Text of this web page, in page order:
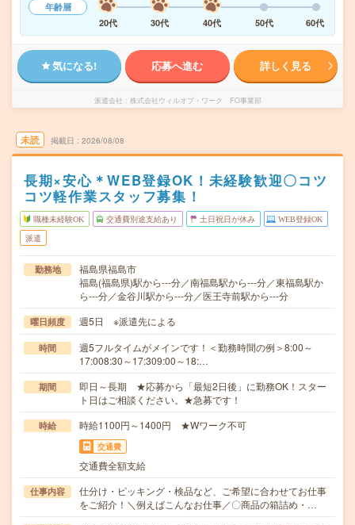
年齢層
20代
30代 40代 50代 60代
気になる! 応募へ進む 詳しく見る
派遣会社 株式会社ウィルオブ・ワーク FO事業部
未読 掲載日 2026/08/08
長期×安心＊WEB登録OK！未経験歓迎〇コツ
コツ軽作業スタッフ募集！
職種未経験OK 交通費別途支給あり 土日祝日が休み WEB登録OK
派遣
勤務地
福島県福島市
福島(福島県)駅から---分／南福島駅から---分／東福島駅か
ら---分／金谷川駅から---分／医王寺前駅から---分
曜日頻度 週5日 ※派遣先による
時間
週5フルタイムがメインです！＜勤務時間の例＞8:00～
17:008:30～17:309:00～18:…
期間
即日～長期 ★応募から「最短2日後」に勤務OK！スター
ト日はご相談ください。★急募です！
時給 時給1100円～1400円 ★Wワーク不可
交通費
交通費全額支給
仕事内容
仕分け・ピッキング・検品など、ご希望に合わせてお仕事
をご紹介！＼例えばこんなお仕事／〇商品の箱詰め・…